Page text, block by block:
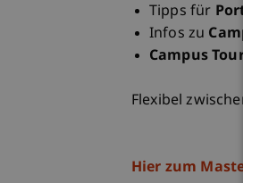
Tipps für
Infos zu Campus
Campus Tour
Flexibel zwischen
Hier zum Master